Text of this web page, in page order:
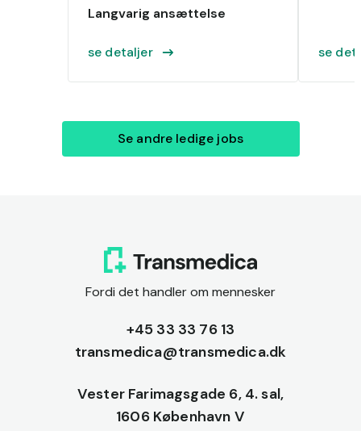
Langvarig ansættelse
se detaljer se
Se andre ledige jobs
Fordi det handler om mennesker
+45 33 33 76 13
transmedica@transmedica.dk
Vester Farimagsgade 6, 4. sal,
1606 København V